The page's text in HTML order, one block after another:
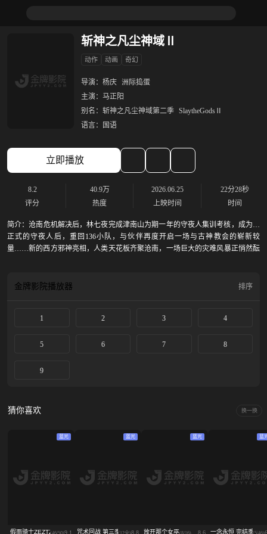
斩神之凡尘神域Ⅱ
动作 动画 奇幻
导演： 杨庆 洲际捣蛋
主演： 马正阳
别名： 斩神之凡尘神域第二季 SlaytheGodsⅡ
语言：
国语
立即播放
8.2
评分
40.9万
热度
2026.06.25
上映时间
22分28秒
时间
简介：沧南危机解决后，林七夜完成津南山为期一年的守夜人集训考核，成为了
正式的守夜人后，重回136小队，与伙伴再度开启一场与古神教会的崭新较
量……新的西方邪神亮相，人类天花板齐聚沧南，一场巨大的灾难风暴正悄然酝
金牌影院播放器 排序
1 2 3 4
5 6 7 8
9
猜你喜欢 换一换
蓝光
假面骑士ZEZTZ(国语)9.1
蓝光
咒术回战 第三季 8.8
蓝光
放开那个女巫 8.6
蓝
一念永恒 完结季